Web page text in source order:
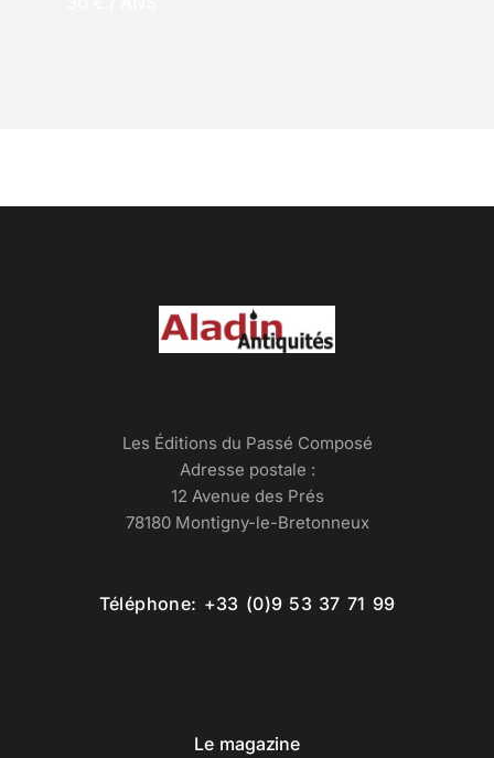
Les Éditions du Passé Composé
Adresse postale :
12 Avenue des Prés
78180 Montigny-le-Bretonneux
Téléphone: +33 (0)9 53 37 71 99
Le magazine